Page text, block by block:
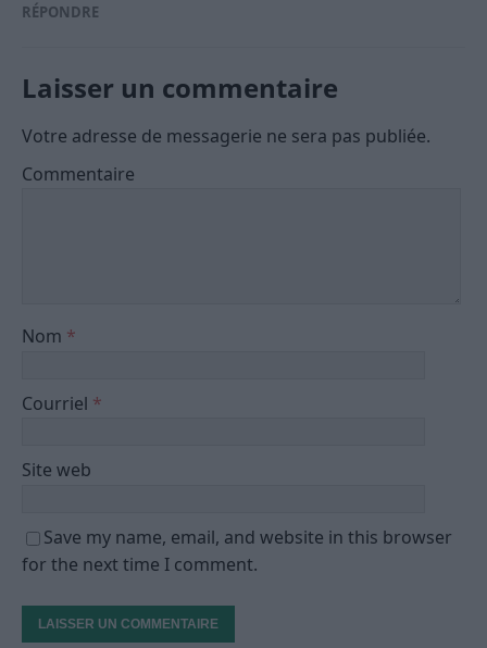
RÉPONDRE
Laisser un commentaire
Votre adresse de messagerie ne sera pas publiée.
Commentaire
Nom *
Courriel *
Site web
Save my name, email, and website in this browser
for the next time I comment.